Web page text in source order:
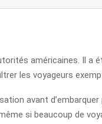
américaines. Il a
les voyageurs
avant d’embarquer
si beaucoup de